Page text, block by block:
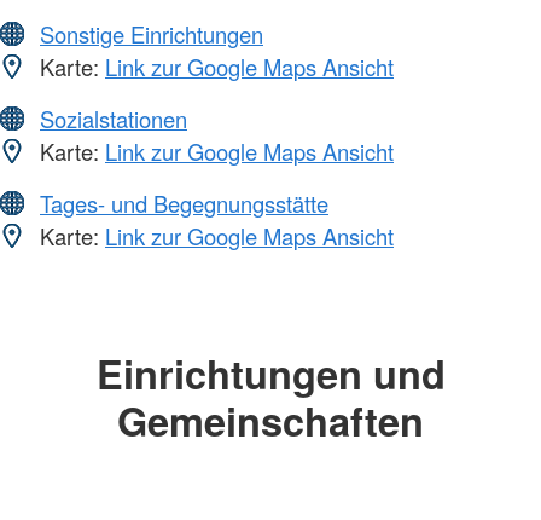
Sonstige Einrichtungen
Karte: Link zur Google Maps Ansicht
Sozialstationen
Karte: Link zur Google Maps Ansicht
Tages- und Begegnungsstätte
Karte: Link zur Google Maps Ansicht
Einrichtungen und
Gemeinschaften